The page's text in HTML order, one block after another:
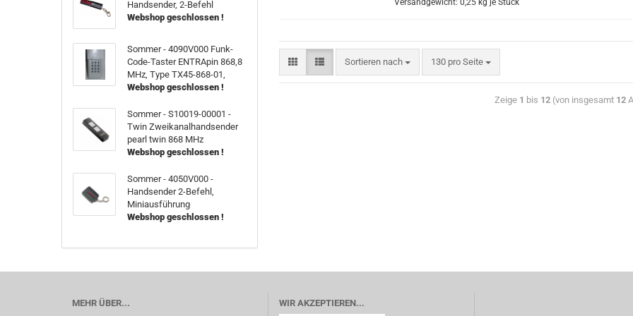
Versandgewicht: 0,25kg je Stück
Sortieren nach 130 pro Seite
Zeige 1 bis 12(von insgesamt 12
Handsender, 2-Befehl
Webshop geschlossen !
Sommer - 4090V000 Funk-
Code-Taster ENTRApin 868,8
MHz, Type TX45-868-01,
Webshop geschlossen !
Sommer - S10019-00001 -
Twin Zweikanalhandsender
pearl twin 868 MHz
Webshop geschlossen !
Sommer - 4050V000 -
Handsender 2-Befehl,
Miniausführung
Webshop geschlossen !
MEHR ÜBER... WIR AKZEPTIEREN...